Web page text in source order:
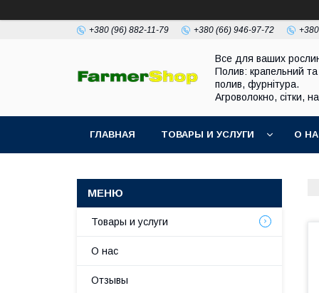
+380 (96) 882-11-79 +380 (66) 946-97-72
Все для ваших
Полив: крапельний та
полив, фурнітура.
Агроволокно, сітки,
ГЛАВНАЯ ТОВАРЫ И УСЛУГИ О
Товары и услуги
О нас
Отзывы